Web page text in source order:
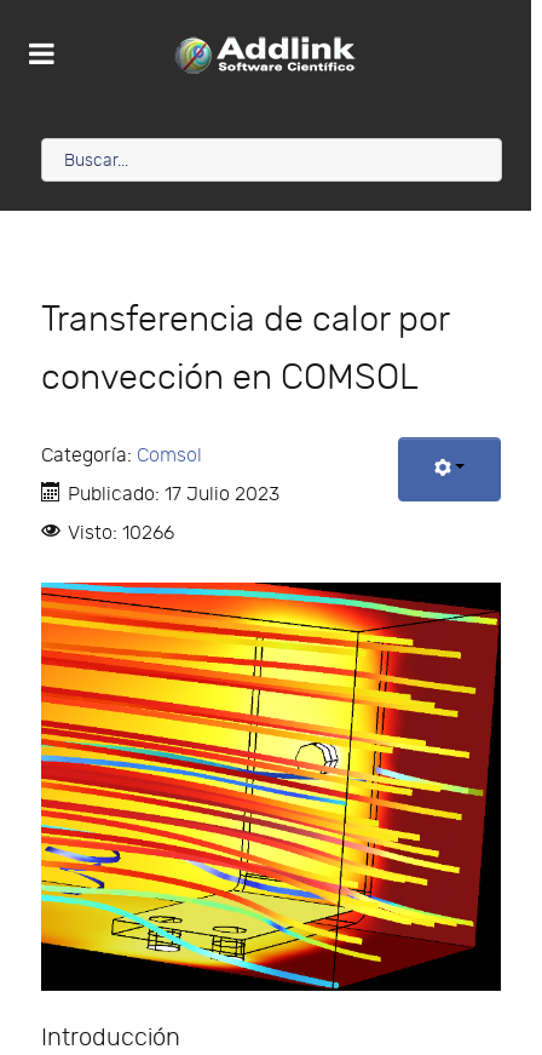
Transferencia de calor por
convección en COMSOL
Categoría: Comsol
Publicado: 17 Julio 2023
Visto: 10266
Introducción